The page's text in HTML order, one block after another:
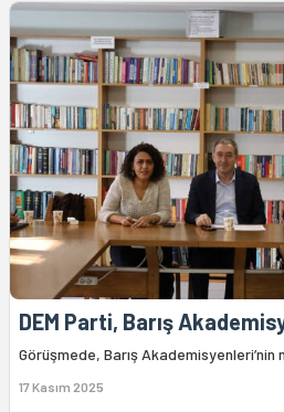
DEM Parti, Barış
Görüşmede, Barış Akademisyenleri’nin
17 Kasım 2025